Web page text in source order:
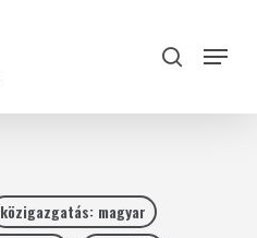
search
Menu
közigazgatás: magyar
Close